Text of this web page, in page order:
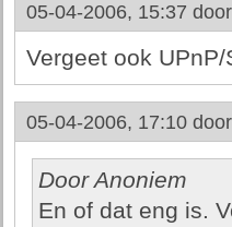
05-04-2006, 15:37 door
Vergeet ook UPnP/
05-04-2006, 17:10 door
Door Anoniem
En of dat eng is.